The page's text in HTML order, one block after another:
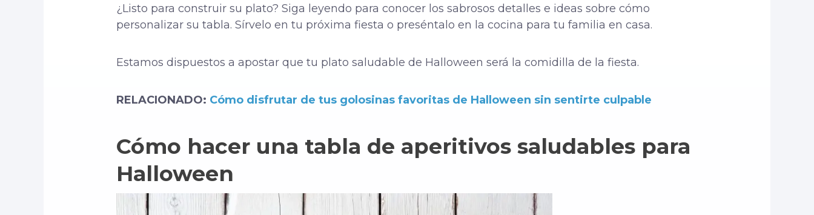
¿Listo para construir su plato? Siga leyendo para conocer los sabrosos detalles e ideas sobre cómo
personalizar su tabla. Sírvelo en tu próxima fiesta o preséntalo en la cocina para tu familia en casa.
Estamos dispuestos a apostar que tu plato saludable de Halloween será la comidilla de la fiesta.
RELACIONADO: Cómo disfrutar de tus golosinas favoritas de Halloween sin sentirte culpable
Cómo hacer una tabla de aperitivos saludables para
Halloween